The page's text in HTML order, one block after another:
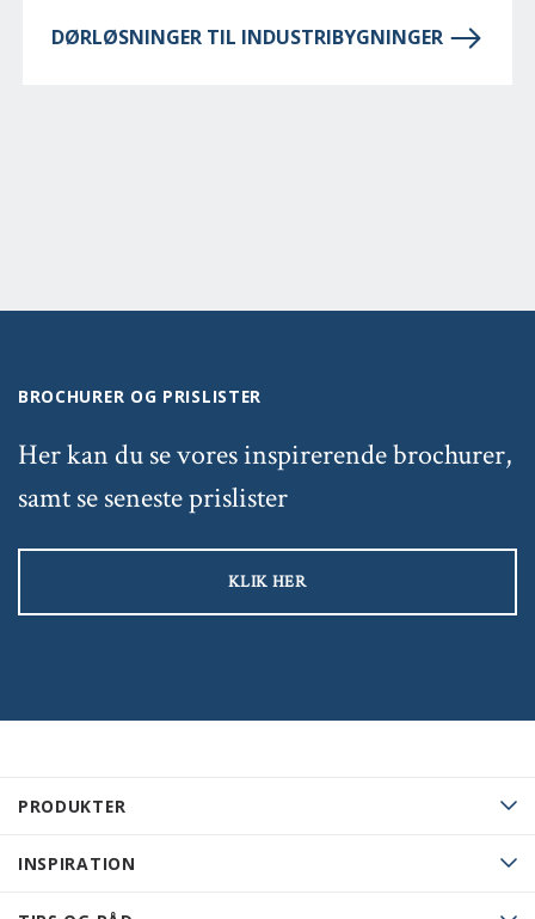
DØRLØSNINGER TIL INDUSTRIBYGNINGER
PRODUKTER
INSPIRATION
BROCHURER OG PRISLISTER
Her kan du se vores inspirerende brochurer,
samt se seneste prislister
KLIK HER